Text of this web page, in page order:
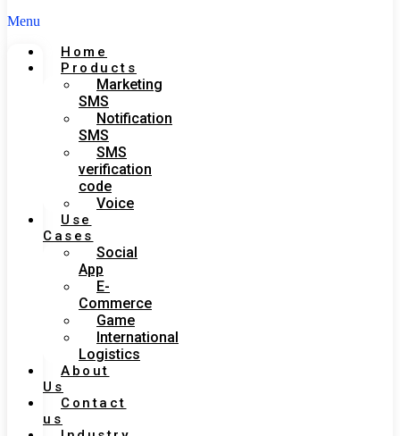
Menu
Home
Products
Marketing
SMS
Notification
SMS
SMS
verification
code
Voice
Use
Cases
Social
App
E-
Commerce
Game
International
Logistics
About
Us
Contact
us